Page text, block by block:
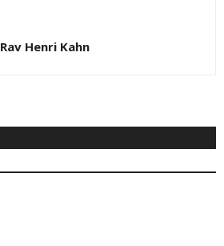
Rav Henri Kahn